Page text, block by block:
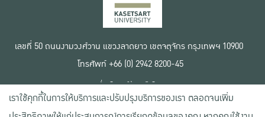
เลขที่ 50 ถนนงามวงศ์วาน แขวงลาดยาว เขตจตุจักร กรุงเทพฯ 10900
โทรศัพท์ +66 (0) 2942 8200-45
เงื่อนไขการใช้งานเว็บไซต์
ข้อตกลงด้านสิทธิ์ใช้งาน
นโยบายความเป็นส่วนตัว
เราใช้คุกกี้ในการให้บริการและปรับปรุงบริการของเรา ตลอดจนเพิ่ม